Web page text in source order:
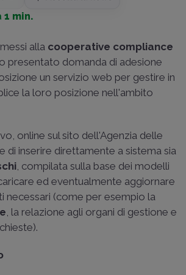
1 min.
alla cooperative compliance
presentato domanda di adesione
un servizio web per gestire in
la loro posizione nell'ambito
online sul sito dell'Agenzia delle
di inserire direttamente a sistema sia
, compilata sulla base dei modelli
ed eventualmente aggiornare
necessari (come per esempio la
, la relazione agli organi di gestione e